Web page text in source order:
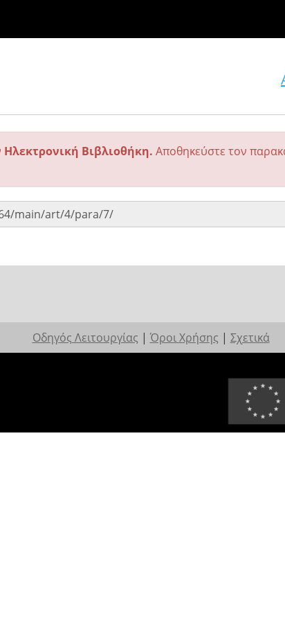
Ηλεκτρονική Βιβλιοθήκη. Αποθηκεύστε τον
Οδηγός Λειτουργίας | Όροι Χρήσης | Σχετικά